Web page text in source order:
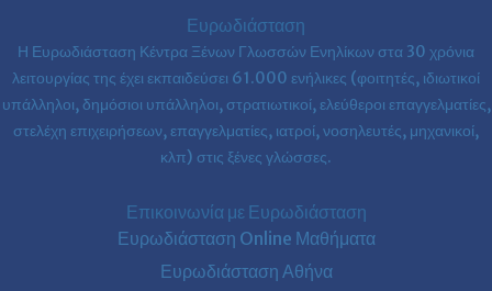
Ευρωδιάσταση
Η Ευρωδιάσταση Κέντρα Ξένων Γλωσσών Ενηλίκων στα 30 χρόνια
λειτουργίας της έχει εκπαιδεύσει 61.000 ενήλικες (φοιτητές, ιδιωτικοί
υπάλληλοι, δημόσιοι υπάλληλοι, στρατιωτικοί, ελεύθεροι επαγγελματίες,
στελέχη επιχειρήσεων, επαγγελματίες, ιατροί, νοσηλευτές, μηχανικοί,
κλπ) στις ξένες γλώσσες.
Επικοινωνία με Ευρωδιάσταση
Ευρωδιάσταση Online Μαθήματα
Ευρωδιάσταση Αθήνα